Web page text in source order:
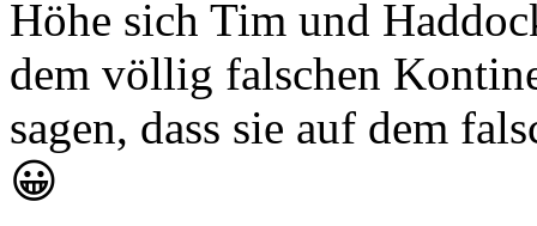
Höhe sich Tim und
dem völlig falschen
sagen, dass sie auf dem
😀